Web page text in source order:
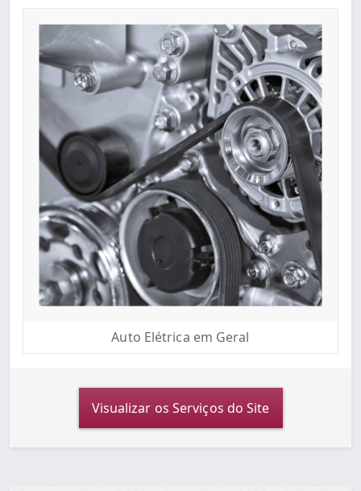
Auto Elétrica em Geral
Visualizar os Serviços do Site